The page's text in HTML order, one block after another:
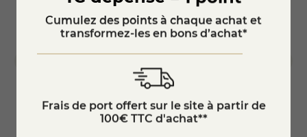
Charolais AOP
Cumulez des points à chaque achat et
transformez-les en bons d’achat*
Frais de port offert sur le site à partir de
100€ TTC d'achat**